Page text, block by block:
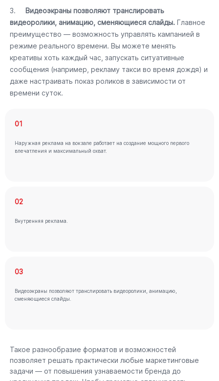
3. Видеоэкраны позволяют транслировать
видеоролики, анимацию, сменяющиеся слайды. Главное
преимущество — возможность управлять кампанией в
режиме реального времени. Вы можете менять
креативы хоть каждый час, запускать ситуативные
сообщения (например, рекламу такси во время дождя) и
даже настраивать показ роликов в зависимости от
времени суток.
01
Наружная реклама на вокзале работает на создание мощного первого
впечатления и максимальный охват.
02
Внутренняя реклама.
03
Видеоэкраны позволяют транслировать видеоролики, анимацию,
сменяющиеся слайды.
Такое разнообразие форматов и возможностей
позволяет решать практически любые маркетинговые
задачи — от повышения узнаваемости бренда до